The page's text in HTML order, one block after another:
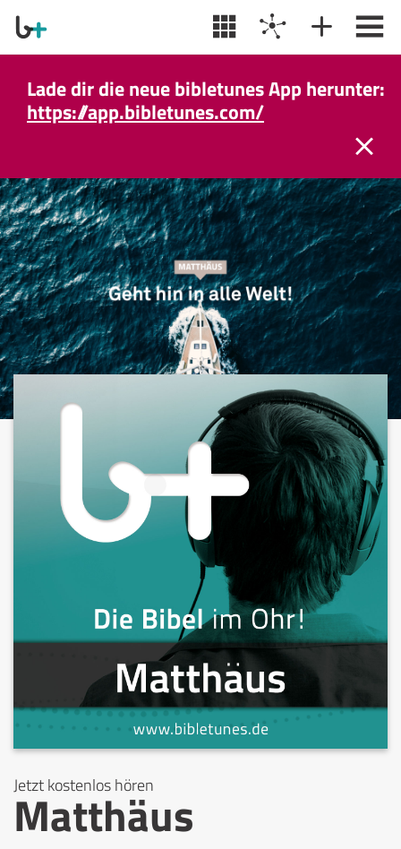
Lade dir die neue bibletunes App herunter:
https://app.bibletunes.com/
Jetzt kostenlos hören
Matthäus